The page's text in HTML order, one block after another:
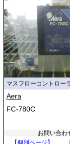
マスフローコントロー
Aera
FC-780C
お問い合わ